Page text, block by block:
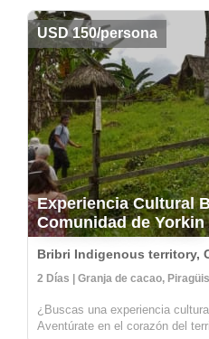
USD 150/persona
Experiencia Cultural
Comunidad de Yorkin
Bribri Indigenous territory,
2 Días | Granja de cacao,
¿Buscas una experiencia
Aventúrate en el corazón del